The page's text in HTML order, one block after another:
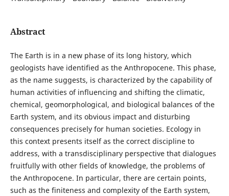
Abstract
The Earth is in a new phase of its long history, which
geologists have identified as the Anthropocene. This phase,
as the name suggests, is characterized by the capability of
human activities of influencing and shifting the climatic,
chemical, geomorphological, and biological balances of the
Earth system, and its obvious impact and disturbing
consequences precisely for human societies. Ecology in
this context presents itself as the correct discipline to
address, with a transdisciplinary perspective that dialogues
fruitfully with other fields of knowledge, the problems of
the Anthropocene. In particular, there are certain points,
such as the finiteness and complexity of the Earth system,